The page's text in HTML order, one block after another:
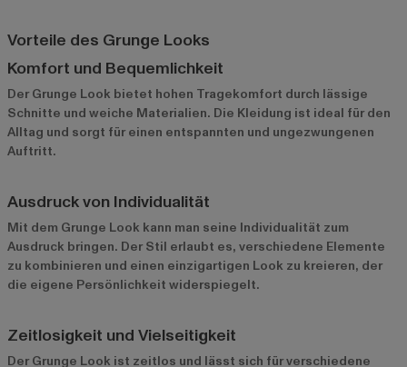
Vorteile des Grunge Looks
Komfort und Bequemlichkeit
Der Grunge Look bietet hohen Tragekomfort durch lässige
Schnitte und weiche Materialien. Die Kleidung ist ideal für den
Alltag und sorgt für einen entspannten und ungezwungenen
Auftritt.
Ausdruck von Individualität
Mit dem Grunge Look kann man seine Individualität zum
Ausdruck bringen. Der Stil erlaubt es, verschiedene Elemente
zu kombinieren und einen einzigartigen Look zu kreieren, der
die eigene Persönlichkeit widerspiegelt.
Zeitlosigkeit und Vielseitigkeit
Der Grunge Look ist zeitlos und lässt sich für verschiedene